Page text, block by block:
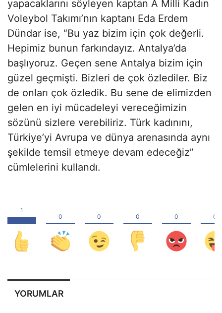
yapacaklarını söyleyen kaptan A Milli Kadın
Voleybol Takımı’nın kaptanı Eda Erdem
Dündar ise, “Bu yaz bizim için çok değerli.
Hepimiz bunun farkındayız. Antalya’da
başlıyoruz. Geçen sene Antalya bizim için
güzel geçmişti. Bizleri de çok özlediler. Biz
de onları çok özledik. Bu sene de elimizden
gelen en iyi mücadeleyi vereceğimizin
sözünü sizlere verebiliriz. Türk kadınını,
Türkiye’yi Avrupa ve dünya arenasında aynı
şekilde temsil etmeye devam edeceğiz”
cümlelerini kullandı.
YORUMLAR